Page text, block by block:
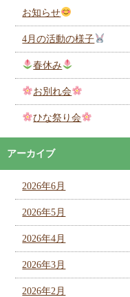
お知らせ
4月の活動の様子
春休み
お別れ会
ひな祭り会
アーカイブ
2026年6月
2026年5月
2026年4月
2026年3月
2026年2月